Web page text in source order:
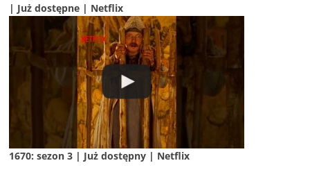
| Już dostępne | Netflix
1670: sezon 3 | Już dostępny | Netflix